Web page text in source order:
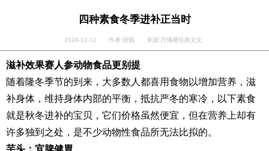
四种素食冬季进补正当时
2024-12-12 作者:转载 来源:万佛楼经典文化
滋补效果赛人参动物食品更别提
随着隆冬季节的到来，大多数人都喜用食物以增加营养，滋
补身体，维持身体内部的平衡，抵抗严冬的寒冷，以下素食
就是秋冬进补的宝贝，它们价格虽然便宜，但在营养上却有
许多独到之处，是不少动物性食品所无法比拟的。
芋头：宜脾健胃